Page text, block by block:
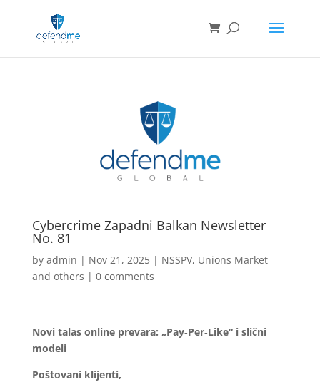
Cybercrime Zapadni Balkan Newsletter
No. 81
by admin | Nov 21, 2025| NSSPV, Unions Market
and others | 0 comments
Novi talas online prevara: „Pay‑Per‑Like“ i slični
modeli
Poštovani klijenti,